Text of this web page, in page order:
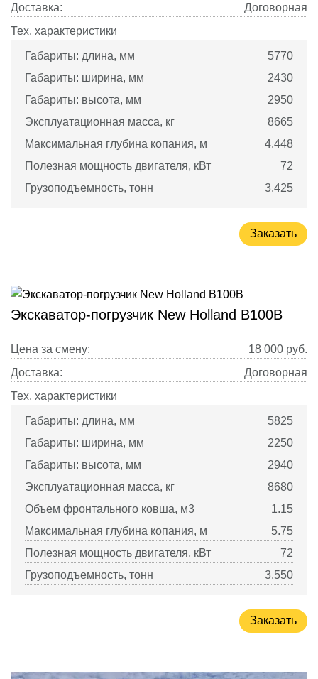
Доставка:
Договорная
Тех. характеристики
Габариты: длина, мм
5770
Габариты: ширина, мм
2430
Габариты: высота, мм
2950
Эксплуатационная масса, кг
8665
Максимальная глубина копания, м
4.448
Полезная мощность двигателя, кВт
72
Грузоподъемность, тонн
3.425
Заказать
Экскаватор-погрузчик New Holland B100B
Цена за смену: 18 000 руб.
Доставка:
Договорная
Тех. характеристики
Габариты: длина, мм
5825
Габариты: ширина, мм
2250
Габариты: высота, мм
2940
Эксплуатационная масса, кг
8680
Объем фронтального ковша, м3
1.15
Максимальная глубина копания, м
5.75
Полезная мощность двигателя, кВт
72
Грузоподъемность, тонн
3.550
Заказать